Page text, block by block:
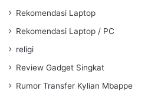
Rekomendasi Laptop
Rekomendasi Laptop / PC
religi
Review Gadget Singkat
Rumor Transfer Kylian Mbappe